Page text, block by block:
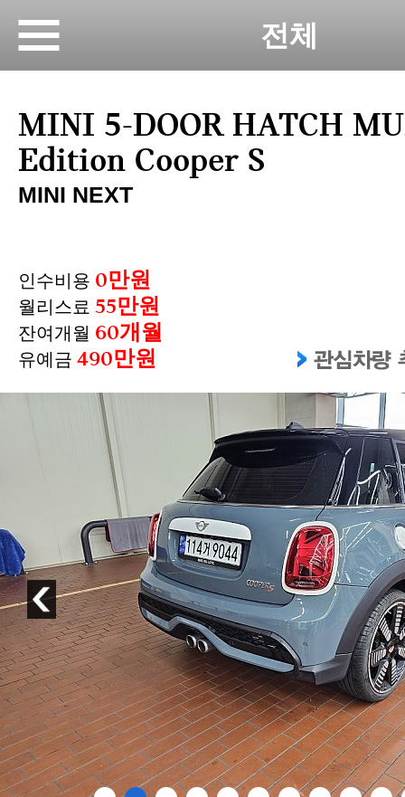
전체
MINI 5-DOOR HATCH
Edition Cooper S
MINI NEXT
인수비용 0만원
월리스료 55만원
잔여개월 60개월
유예금 490만원